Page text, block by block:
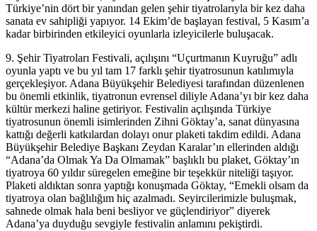
Türkiye’nin dört bir yanından gelen şehir tiyatrolarıyla bir kez daha
sanata ev sahipliği yapıyor. 14 Ekim’de başlayan festival, 5 Kasım’a
kadar birbirinden etkileyici oyunlarla izleyicilerle buluşacak.
9. Şehir Tiyatroları Festivali, açılışını “Uçurtmanın Kuyruğu” adlı
oyunla yaptı ve bu yıl tam 17 farklı şehir tiyatrosunun katılımıyla
gerçekleşiyor. Adana Büyükşehir Belediyesi tarafından düzenlenen
bu önemli etkinlik, tiyatronun evrensel diliyle Adana’yı bir kez daha
kültür merkezi haline getiriyor. Festivalin açılışında Türkiye
tiyatrosunun önemli isimlerinden Zihni Göktay’a, sanat dünyasına
kattığı değerli katkılardan dolayı onur plaketi takdim edildi. Adana
Büyükşehir Belediye Başkanı Zeydan Karalar’ın ellerinden aldığı
“Adana’da Olmak Ya Da Olmamak” başlıklı bu plaket, Göktay’ın
tiyatroya 60 yıldır süregelen emeğine bir teşekkür niteliği taşıyor.
Plaketi aldıktan sonra yaptığı konuşmada Göktay, “Emekli olsam da
tiyatroya olan bağlılığım hiç azalmadı. Seyircilerimizle buluşmak,
sahnede olmak hala beni besliyor ve güçlendiriyor” diyerek
Adana’ya duyduğu sevgiyle festivalin anlamını pekiştirdi.